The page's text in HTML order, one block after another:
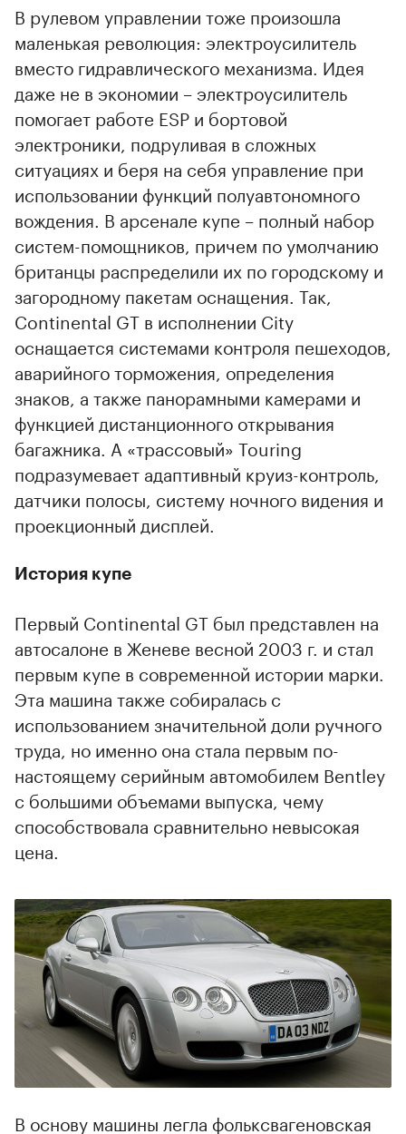
В рулевом управлении тоже произошла
маленькая революция: электроусилитель
вместо гидравлического механизма. Идея
даже не в экономии – электроусилитель
помогает работе ESP и бортовой
электроники, подруливая в сложных
ситуациях и беря на себя управление при
использовании функций полуавтономного
вождения. В арсенале купе – полный набор
систем-помощников, причем по умолчанию
британцы распределили их по городскому и
загородному пакетам оснащения. Так,
Continental GT в исполнении City
оснащается системами контроля пешеходов,
аварийного торможения, определения
знаков, а также панорамными камерами и
функцией дистанционного открывания
багажника. А «трассовый» Touring
подразумевает адаптивный круиз-контроль,
датчики полосы, систему ночного видения и
проекционный дисплей.
История купе
Первый Continental GT был представлен на
автосалоне в Женеве весной 2003 г. и стал
первым купе в современной истории марки.
Эта машина также собиралась с
использованием значительной доли ручного
труда, но именно она стала первым по-
настоящему серийным автомобилем Bentley
с большими объемами выпуска, чему
способствовала сравнительно невысокая
цена.
В основу машины легла фольксвагеновская